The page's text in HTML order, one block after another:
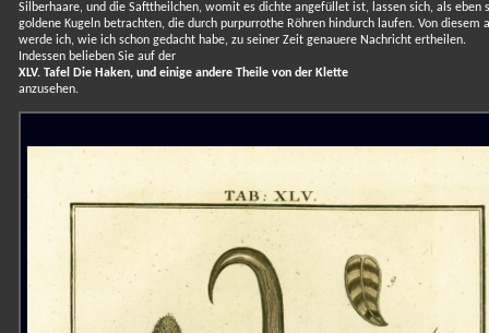
Silberhaare, und die Safttheilchen, womit es dichte angefüllet ist, lassen sich, als eben
goldene Kugeln betrachten, die durch purpurrothe Röhren hindurch laufen. Von diesem
werde ich, wie ich schon gedacht habe, zu seiner Zeit genauere Nachricht ertheilen.
Indessen belieben Sie auf der
XLV. Tafel Die Haken, und einige andere Theile von der Klette
anzusehen.